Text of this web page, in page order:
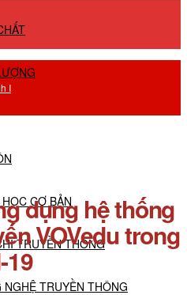
CƠ BẢN
TRUYỀN THÔNG
NGHỆ TRUYỀN THÔNG
dụng hệ thống
VOVedu trong
19